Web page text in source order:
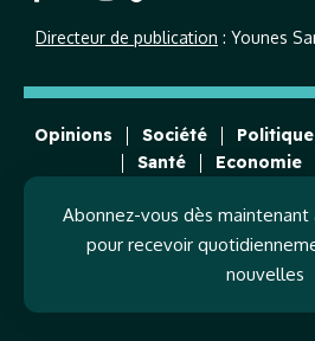
Directeur de publication : Younes
Opinions Société Politique
Santé
Economie
Abonnez-vous dès
pour recevoir
nouvelles